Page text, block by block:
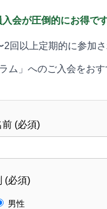
会が圧倒的にお得で
2回以上定期的に参加
ム」へのご入会をおす
前 (必須)
(必須)
男性